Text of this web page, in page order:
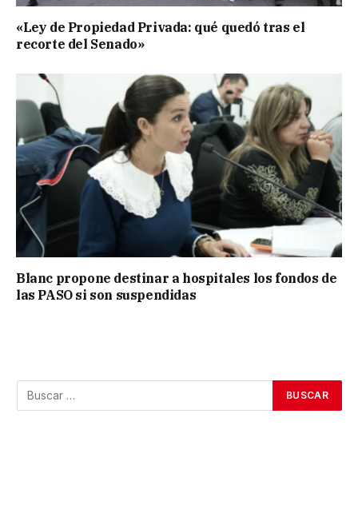
«Ley de Propiedad Privada: qué quedó tras el
recorte del Senado»
Blanc propone destinar a hospitales los fondos de
las PASO si son suspendidas